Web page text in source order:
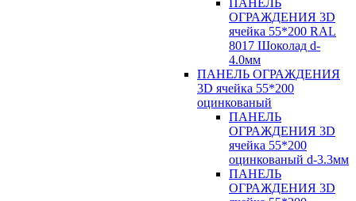
ПАНЕЛЬ
ОГРАЖДЕНИЯ 3D
ячейка 55*200 RAL
8017 Шоколад d-
4.0мм
ПАНЕЛЬ ОГРАЖДЕНИЯ
3D ячейка 55*200
оцинкованый
ПАНЕЛЬ
ОГРАЖДЕНИЯ 3D
ячейка 55*200
оцинкованый d-3.3мм
ПАНЕЛЬ
ОГРАЖДЕНИЯ 3D